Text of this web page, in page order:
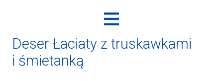
Deser Łaciaty z truskawkami
i śmietanką